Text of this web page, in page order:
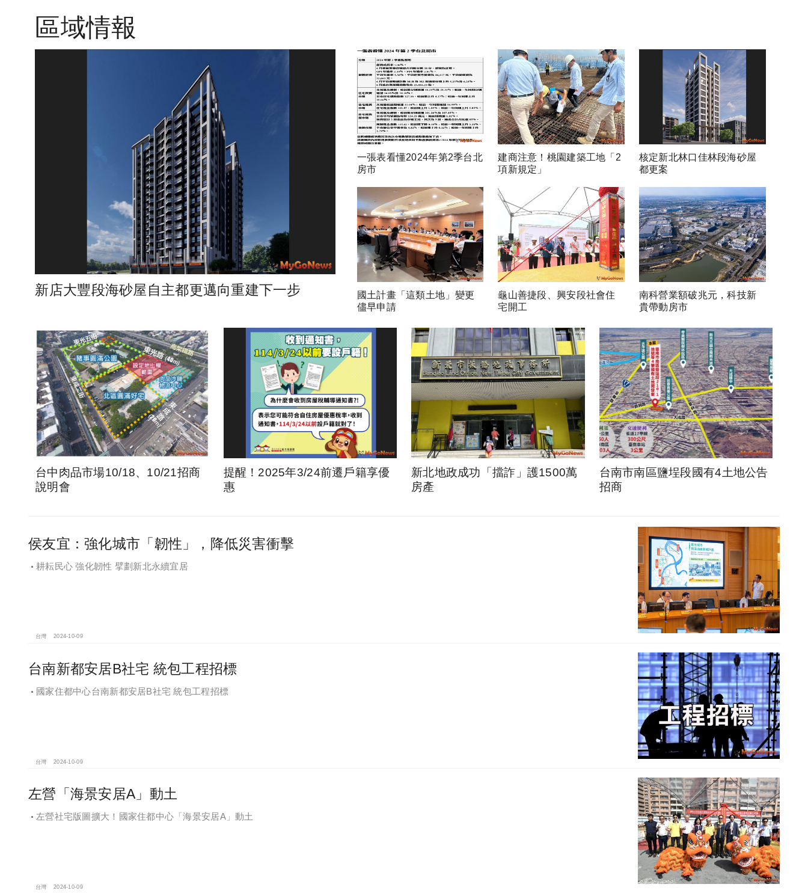
區域情報
新店大豐段海砂屋自主都更邁向重建下一步
一張表看懂2024年第2季台北
房市
建商注意！桃園建築工地「2
項新規定」
核定新北林口佳林段海砂屋
都更案
國土計畫「這類土地」變更
儘早申請
龜山善捷段、興安段社會住
宅開工
南科營業額破兆元，科技新
貴帶動房市
台中肉品市場10/18、10/21招商
說明會
提醒！2025年3/24前遷戶籍享優
惠
新北地政成功「擋詐」護1500萬
房產
台南市南區鹽埕段國有4土地公告
招商
侯友宜：強化城市「韌性」，降低災害衝擊
耕耘民心 強化韌性 擘劃新北永續宜居
台灣 2024-10-09
台南新都安居B社宅 統包工程招標
國家住都中心台南新都安居B社宅 統包工程招標
台灣 2024-10-09
左營「海景安居A」動土
左營社宅版圖擴大！國家住都中心「海景安居A」動土
台灣 2024-10-09